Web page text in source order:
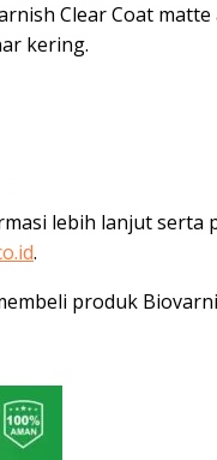
Clear Coat
kering.
lebih lanjut serta
.
produk